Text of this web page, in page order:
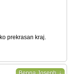
prekrasan kraj.
↓